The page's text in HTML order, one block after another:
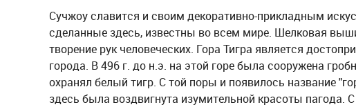
Сучжоу славится и своим декоративно-прикладным
сделанные здесь, известны во всем мире. Шелковая
творение рук человеческих. Гора Тигра является
города. В 496 г. до н.э. на этой горе была сооружена
охранял белый тигр. С той поры и появилось название
здесь была воздвигнута изумительной красоты пагода.